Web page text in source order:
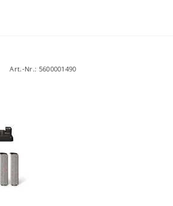
Art.-Nr.: 5600001490